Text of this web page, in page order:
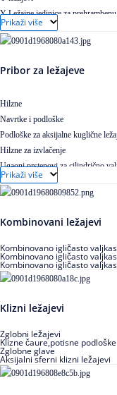
Y Ležajne jedinice za
Ležajne jedinice sa valjkastim
Prikaži više
Pribor za ležajeve
Hilzne
Navrtke i podloške
Podloške za aksijalne kuglične
Hilzne za izvlačenje
Ugaoni prstenovi za cilindrično
Prikaži više
Kombinovani ležajevi
Kombinovano igličasto
Kombinovano igličasto
Kombinovano igličasto
Klizni ležajevi
Zglobni ležajevi
Klizne čaure,potisne
Zglobne glave
Aksijalni sferni klizni ležajevi